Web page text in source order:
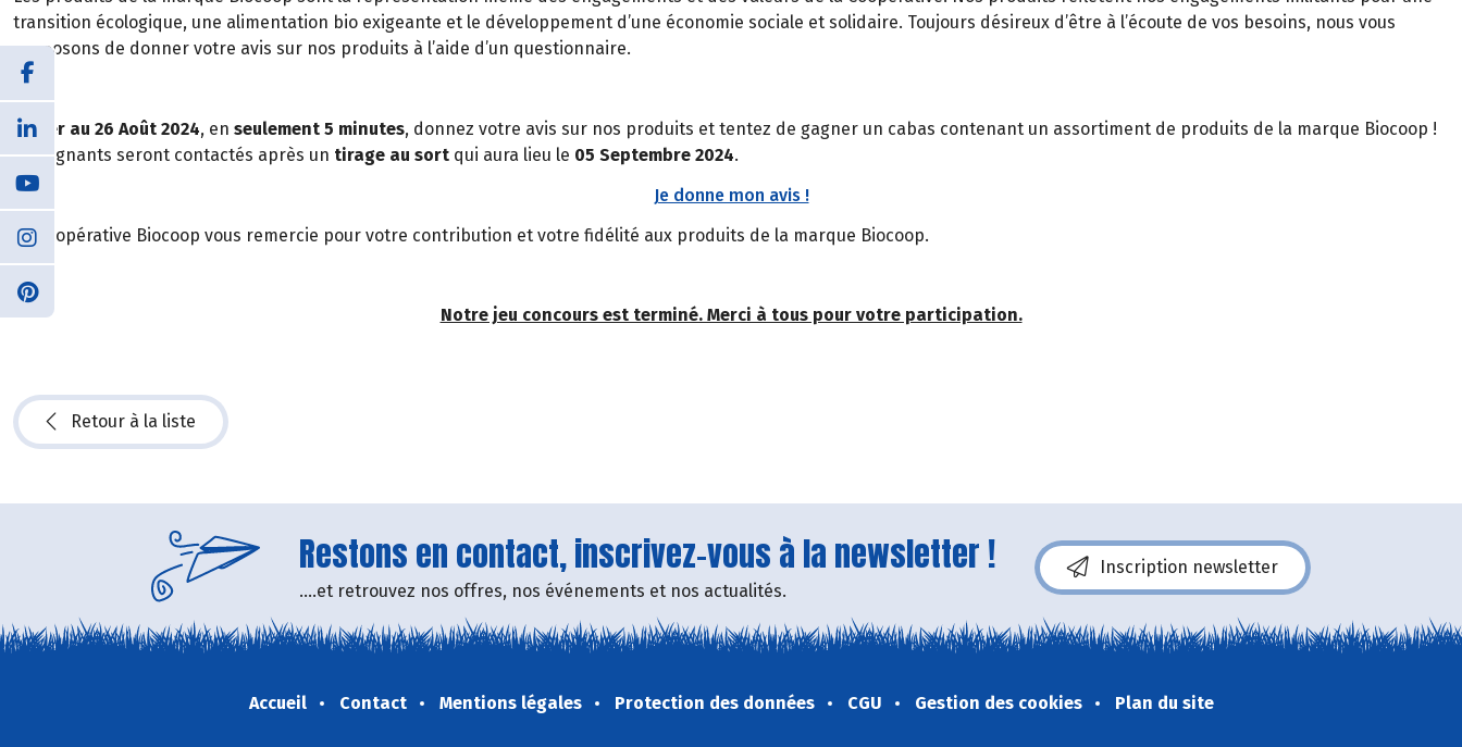
transition écologique, une alimentation bio exigeante et le développement d’une économie sociale et solidaire. Toujours désireux d’être à l’écoute de vos besoins, nous vous
proposons de donner votre avis sur nos produits à l’aide d’un questionnaire.
Du 1er au 26 Août 2024, en seulement 5 minutes, donnez votre avis sur nos produits et tentez de gagner un cabas contenant un assortiment de produits de la marque Biocoop !
50 gagnants seront contactés après un tirage au sort qui aura lieu le 05 Septembre 2024.
Je donne mon avis !
La Coopérative Biocoop vous remercie pour votre contribution et votre fidélité aux produits de la marque Biocoop.
Notre jeu concours est terminé. Merci à tous pour votre participation.
Retour à la liste
Restons en contact, inscrivez-vous à la newsletter !
....et retrouvez nos offres, nos événements et nos actualités.
Inscription newsletter
Accueil Contact Mentions légales Protection des données CGU Gestion des cookies Plan du site